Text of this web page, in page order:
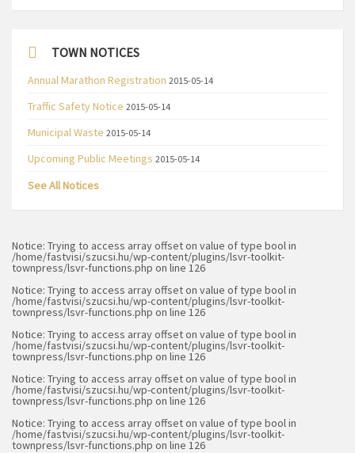
TOWN NOTICES
Annual Marathon Registration 2015-05-14
Traffic Safety Notice 2015-05-14
Municipal Waste 2015-05-14
Upcoming Public Meetings 2015-05-14
See All Notices
Notice: Trying to access array offset on value of type bool in
/home/fastvisi/szucsi.hu/wp-content/plugins/lsvr-toolkit-
townpress/lsvr-functions.php on line 126
Notice: Trying to access array offset on value of type bool in
/home/fastvisi/szucsi.hu/wp-content/plugins/lsvr-toolkit-
townpress/lsvr-functions.php on line 126
Notice: Trying to access array offset on value of type bool in
/home/fastvisi/szucsi.hu/wp-content/plugins/lsvr-toolkit-
townpress/lsvr-functions.php on line 126
Notice: Trying to access array offset on value of type bool in
/home/fastvisi/szucsi.hu/wp-content/plugins/lsvr-toolkit-
townpress/lsvr-functions.php on line 126
Notice: Trying to access array offset on value of type bool in
/home/fastvisi/szucsi.hu/wp-content/plugins/lsvr-toolkit-
townpress/lsvr-functions.php on line 126